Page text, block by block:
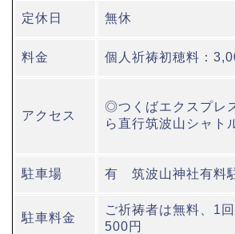
定休日 無休
料金 個人祈祷初穂料：
アクセス
◎つくばエクスプレ
ら直行筑波山シャト
駐車場 有 筑波山神社有料
駐車料金
ご祈祷者は無料、1
500円